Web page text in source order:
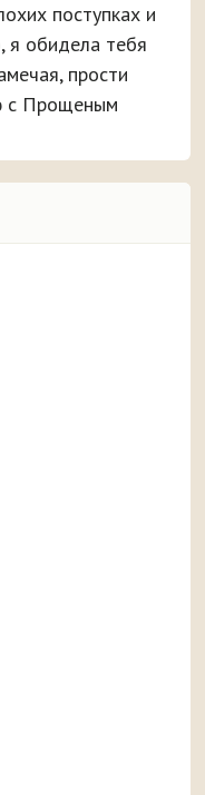
поступках и
я обидела тебя
прости
с Прощеным